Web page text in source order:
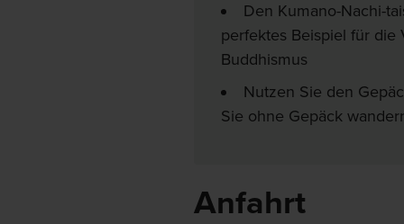
Den Kumano-Nachi-
perfektes Beispiel für die
Buddhismus
Nutzen Sie den
Sie ohne Gepäck
Anfahrt